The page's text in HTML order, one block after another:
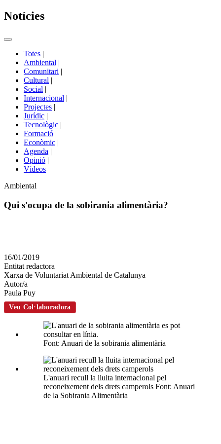
Notícies
Commutador
portals
Totes |
Ambiental |
Comunitari |
Cultural |
Social |
Internacional |
Projectes |
Jurídic |
Tecnològic |
Formació |
Econòmic |
Agenda |
Opinió |
Vídeos
Àmbit
la
notícia
Ambiental
Qui s'ocupa de la sobirania alimentària?
en
altres
xarxes
socials
16/01/2019
Entitat redactora
Xarxa de Voluntariat Ambiental de Catalunya
Autor/a
Paula Puy
Veu Col·laboradora
Font: Anuari de la sobirania alimentària
L'anuari recull la lluita internacional pel
reconeixement dels drets camperols Font: Anuari
de la Sobirania Alimentària